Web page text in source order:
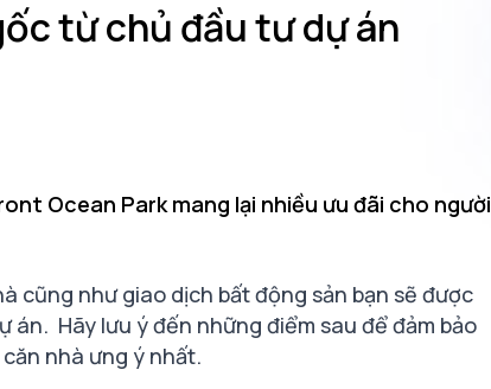
từ chủ đầu tư dự án
Ocean Park mang lại nhiều ưu đãi cho người
cũng như giao dịch bất động sản bạn sẽ được
án. Hãy lưu ý đến những điểm sau để đảm bảo
nhà ưng ý nhất.